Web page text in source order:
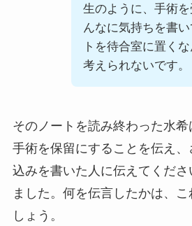
生のように、手術
んなに気持ちを書
トを待合室に置くな
考えられないです。
そのノートを読み終わった水
手術を保留にすることを伝え、
込みを書いた人に伝えてくださ
ました。何を伝言したかは、
しょう。